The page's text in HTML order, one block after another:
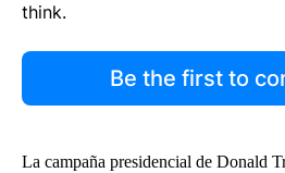
think.
Be the first to
La campaña presidencial de Donald